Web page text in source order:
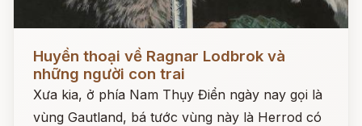
Đọc ngay
Huyền thoại về Ragnar Lodbrok và
những người con trai
Xưa kia, ở phía Nam Thụy Điển ngày nay gọi là
vùng Gautland, bá tước vùng này là Herrod có